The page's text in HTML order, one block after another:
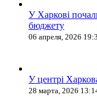
У Харкові
бюджету
06 апреля, 2026
У центрі
28 марта, 2026